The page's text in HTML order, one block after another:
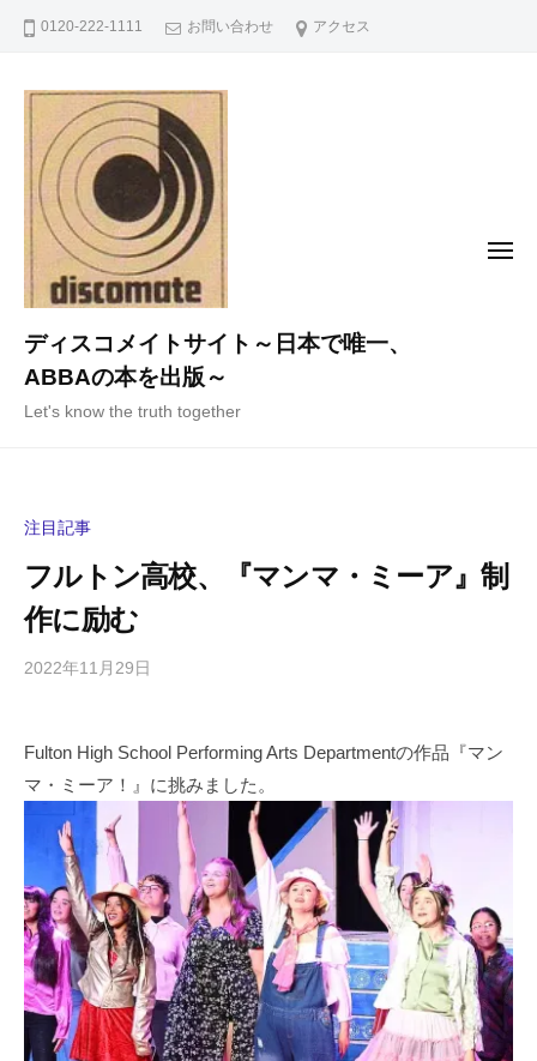
0120-222-1111 お問い合わせ アクセス
ディスコメイトサイト～日本で唯一、
ABBAの本を出版～
Let's know the truth together
メ
注目記事
フルトン高校、『マンマ・ミーア』制
作に励む
2022年11月29日
i
g
h
i
y
a
m
a
の
コ
ト
Fulton High School Performing Arts Departmentの作品『マン
マ・ミーア！』に挑みました。